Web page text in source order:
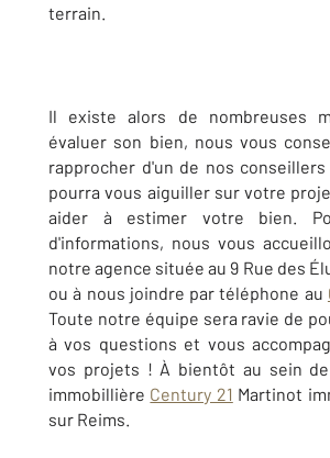
terrain.
Il existe alors de nombreuses
évaluer son bien, nous vous
rapprocher d'un de nos
pourra vous aiguiller sur votre
aider à estimer votre bien.
d'informations, nous vous
notre agence située au 9 Rue des
ou à nous joindre par téléphone au
Toute notre équipe sera ravie de
à vos questions et vous
vos projets ! À bientôt au sein
immobillière Century 21 Martinot
sur Reims.